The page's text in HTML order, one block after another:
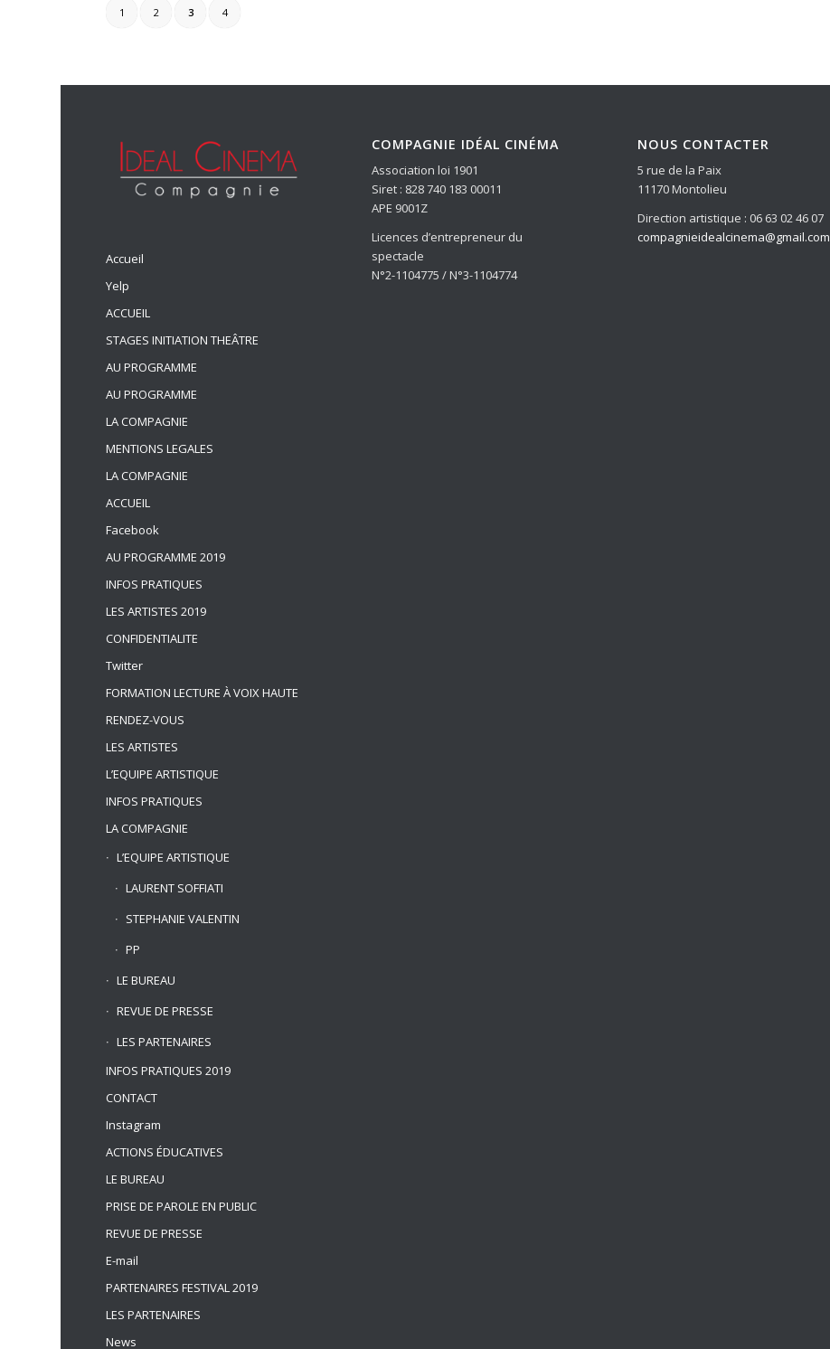
1 2 3 4
Accueil
Yelp
ACCUEIL
STAGES INITIATION THEÂTRE
AU PROGRAMME
AU PROGRAMME
LA COMPAGNIE
MENTIONS LEGALES
LA COMPAGNIE
ACCUEIL
Facebook
AU PROGRAMME 2019
INFOS PRATIQUES
LES ARTISTES 2019
CONFIDENTIALITE
Twitter
FORMATION LECTURE À VOIX HAUTE
RENDEZ-VOUS
LES ARTISTES
L’EQUIPE ARTISTIQUE
INFOS PRATIQUES
LA COMPAGNIE
L’EQUIPE ARTISTIQUE
LAURENT SOFFIATI
STEPHANIE VALENTIN
PP
LE BUREAU
REVUE DE PRESSE
LES PARTENAIRES
INFOS PRATIQUES 2019
CONTACT
Instagram
ACTIONS ÉDUCATIVES
LE BUREAU
PRISE DE PAROLE EN PUBLIC
REVUE DE PRESSE
E-mail
PARTENAIRES FESTIVAL 2019
LES PARTENAIRES
News
COMPAGNIE IDÉAL CINÉMA
Association loi 1901
Siret : 828 740 183 00011
APE 9001Z
Licences d’entrepreneur du
spectacle
N°2-1104775 / N°3-1104774
NOUS CONTACTER
5 rue de la Paix
11170 Montolieu
Direction artistique : 06 63 02 46 07
compagnieidealcinema@gmail.com